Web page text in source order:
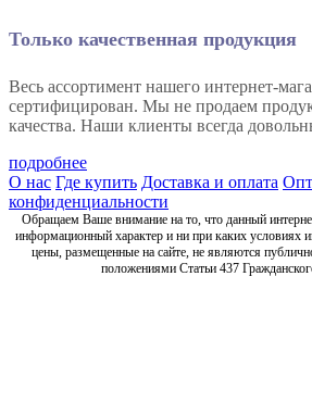
Только качественная продукция
Весь ассортимент нашего интернет-
сертифицирован. Мы не продаем
качества. Наши клиенты всегда
подробнее
О нас Где купить Доставка и оплата Опт
конфиденциальности
Обращаем Ваше внимание на то, что данный
информационный характер и ни при каких условиях
цены, размещенные на сайте, не являются
положениями Статьи 437